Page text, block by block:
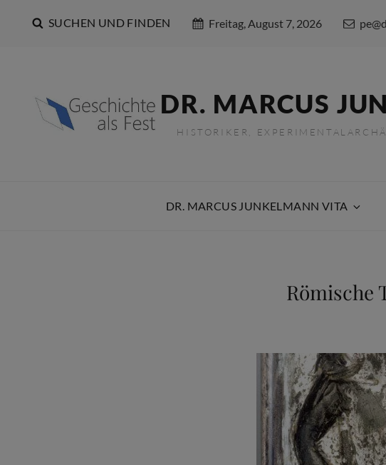
SUCHEN UND FINDEN Freitag, August 7, 2026
DR. MARCUS
HISTORIKER,
DR. MARCUS JUNKELMANN VITA
Römische